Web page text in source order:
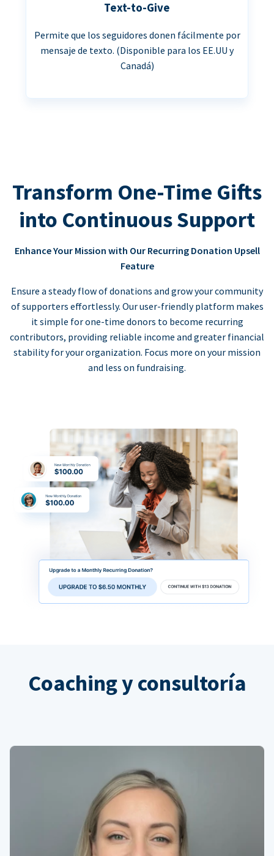
Text-to-Give
Permite que los seguidores donen fácilmente por
mensaje de texto. (Disponible para los EE.UU y
Canadá)
Transform One-Time Gifts
into Continuous Support
Enhance Your Mission with Our Recurring Donation Upsell
Feature
Ensure a steady flow of donations and grow your community
of supporters effortlessly. Our user-friendly platform makes
it simple for one-time donors to become recurring
contributors, providing reliable income and greater financial
stability for your organization. Focus more on your mission
and less on fundraising.
Coaching y consultoría